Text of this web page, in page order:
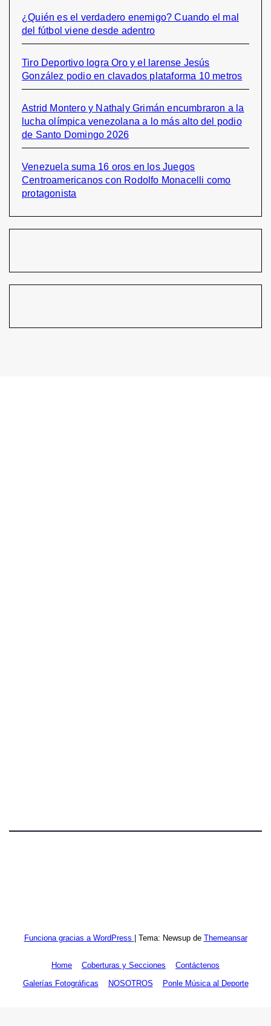
¿Quién es el verdadero enemigo? Cuando el mal
del fútbol viene desde adentro
Tiro Deportivo logra Oro y el larense Jesús
González podio en clavados plataforma 10 metros
Astrid Montero y Nathaly Grimán encumbraron a la
lucha olímpica venezolana a lo más alto del podio
de Santo Domingo 2026
Venezuela suma 16 oros en los Juegos
Centroamericanos con Rodolfo Monacelli como
protagonista
Funciona gracias a WordPress Tema: Newsup de Themeansar
Home Coberturas y Secciones
Contáctenos
Galerías Fotográficas
NOSOTROS Ponle Música al Deporte